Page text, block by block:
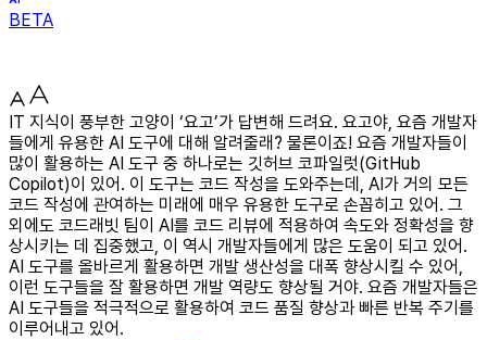
BETA
IT 지식이 풍부한 고양이 ‘요고’가 답변해 드려요. 요고야, 요즘 개발자
들에게 유용한 AI 도구에 대해 알려줄래? 물론이죠! 요즘 개발자들이
많이 활용하는 AI 도구 중 하나로는 깃허브 코파일럿(GitHub
Copilot)이 있어. 이 도구는 코드 작성을 도와주는데, AI가 거의 모든
코드 작성에 관여하는 미래에 매우 유용한 도구로 손꼽히고 있어. 그
외에도 코드래빗 팀이 AI를 코드 리뷰에 적용하여 속도와 정확성을 향
상시키는 데 집중했고, 이 역시 개발자들에게 많은 도움이 되고 있어.
AI 도구를 올바르게 활용하면 개발 생산성을 대폭 향상시킬 수 있어,
이런 도구들을 잘 활용하면 개발 역량도 향상될 거야. 요즘 개발자들은
AI 도구들을 적극적으로 활용하여 코드 품질 향상과 빠른 반복 주기를
이루어내고 있어.